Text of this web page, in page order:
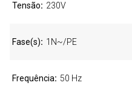
Tensão 230V
Fase(s) 1N~/PE
Frequência 50 Hz